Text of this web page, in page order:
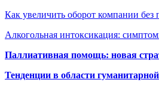
Как увеличить оборот компании без
Алкогольная интоксикация:
Паллиативная помощь: новая
Тенденции в области